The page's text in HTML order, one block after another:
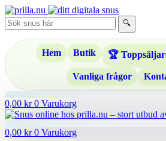
Hoppa
till
innehåll
🔍
Hem Butik 🏆
Vanliga frågor
0,00 kr 0 Varukorg
0,00 kr 0 Varukorg